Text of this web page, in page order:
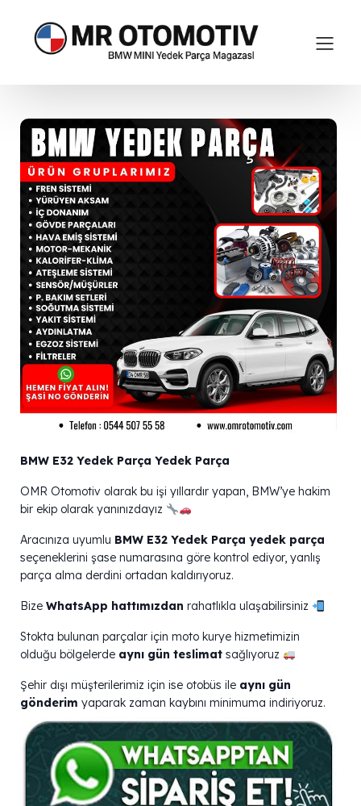
BMW E32 Yedek Parça Yedek Parça
OMR Otomotiv olarak bu işi yıllardır yapan, BMW’ye hakim
bir ekip olarak yanınızdayız
Aracınıza uyumlu BMW E32 Yedek Parça yedek parça
seçeneklerini şase numarasına göre kontrol ediyor, yanlış
parça alma derdini ortadan kaldırıyoruz.
Bize WhatsApp hattımızdan rahatlıkla ulaşabilirsiniz
Stokta bulunan parçalar için moto kurye hizmetimizin
olduğu bölgelerde aynı gün teslimat sağlıyoruz
Şehir dışı müşterilerimiz için ise otobüs ile aynı gün
gönderim yaparak zaman kaybını minimuma indiriyoruz.